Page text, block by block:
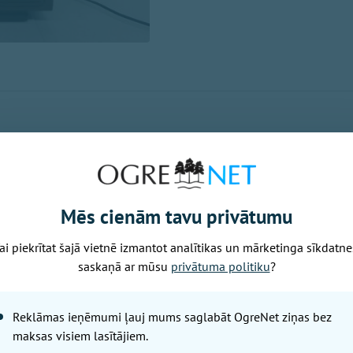
skaidro, ka konkurss par tiesībām no 2027. gada
noslēdzās bez rezultāta, jo nepieteicās
pašreizējo pakalpojumu beidzas 2026. gada 31.
nepiedalījās.
– sešas programmas
un korporatīvās komunikācijas vadītāja Laura
modelis nebija ilgtspējīgs. Tas paredzēja
gadus, uzņemoties fiksētas izmaksas laikā, kad
un skatītāji arvien biežāk izvēlas televīziju
Mēs cienām tavu privātumu
piekrītat šajā vietnē izmantot analītikas un mārketinga
saskaņā ar mūsu privātuma politiku?
Reklāmas ieņēmumi ļauj mums saglabāt OgreNet ziņas bez
maksas visiem lasītājiem.